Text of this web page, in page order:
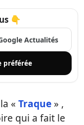
👇
Actualités
préférée
« Traque » ,
qui a fait le